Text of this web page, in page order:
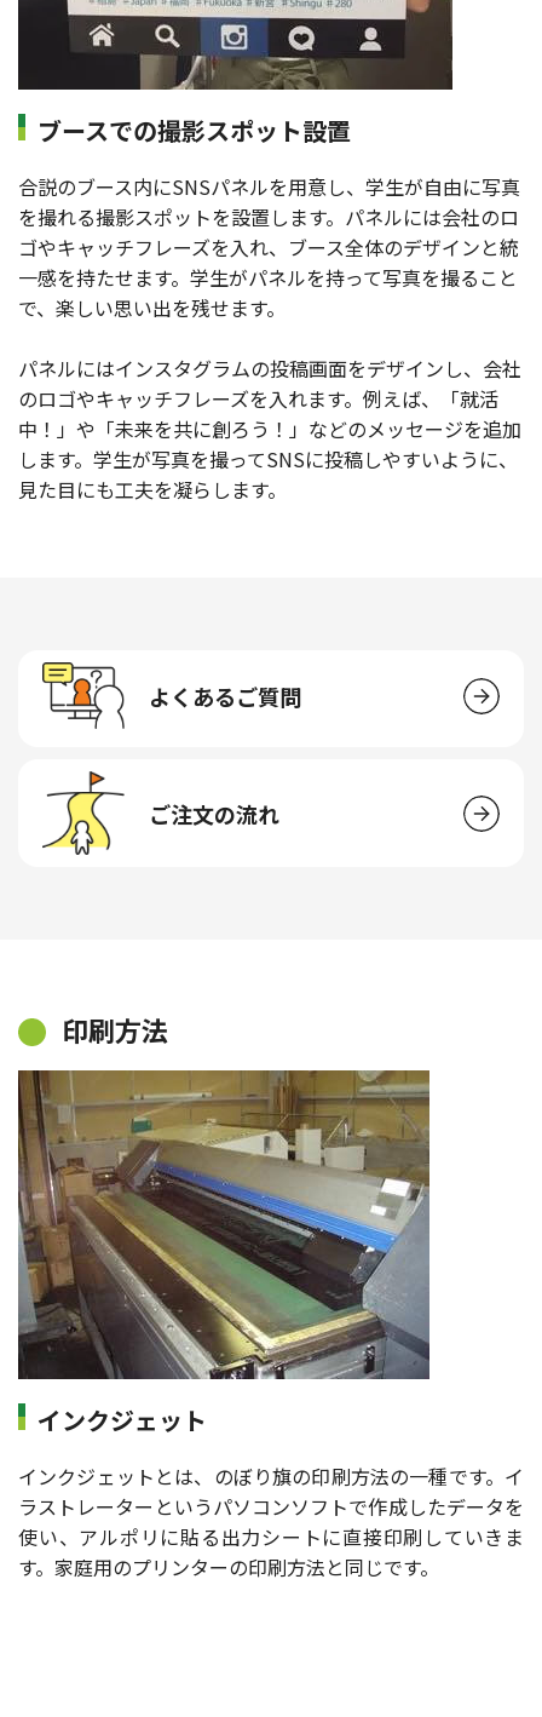
ブースでの撮影スポット設置
合説のブース内にSNSパネルを用意し、学生が自由に写真
を撮れる撮影スポットを設置します。パネルには会社のロ
ゴやキャッチフレーズを入れ、ブース全体のデザインと統
一感を持たせます。学生がパネルを持って写真を撮ること
で、楽しい思い出を残せます。
パネルにはインスタグラムの投稿画面をデザインし、会社
のロゴやキャッチフレーズを入れます。例えば、「就活
中！」や「未来を共に創ろう！」などのメッセージを追加
します。学生が写真を撮ってSNSに投稿しやすいように、
見た目にも工夫を凝らします。
よくあるご質問
ご注文の流れ
印刷方法
インクジェット
インクジェットとは、のぼり旗の印刷方法の一種です。イ
ラストレーターというパソコンソフトで作成したデータを
使い、アルポリに貼る出力シートに直接印刷していきま
す。家庭用のプリンターの印刷方法と同じです。